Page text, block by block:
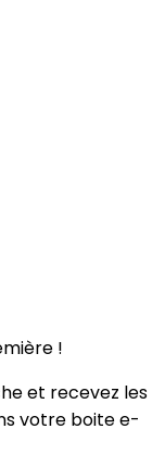
!
et recevez les
votre boite e-